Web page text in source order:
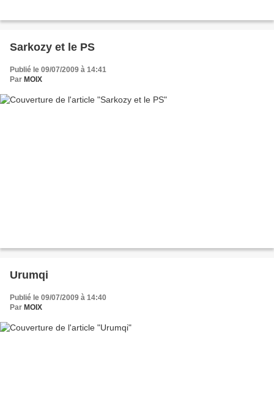
Sarkozy et le PS
Publié le 09/07/2009 à 14:41
Par MOIX
Urumqi
Publié le 09/07/2009 à 14:40
Par MOIX